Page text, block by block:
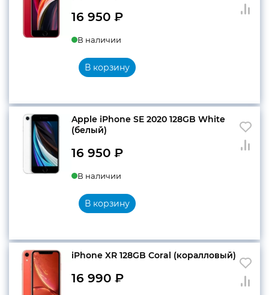
16 950 ₽
В наличии
В корзину
Apple iPhone SE 2020 128GB White
(белый)
16 950 ₽
В наличии
В корзину
iPhone XR 128GB Coral (коралловый)
16 990 ₽